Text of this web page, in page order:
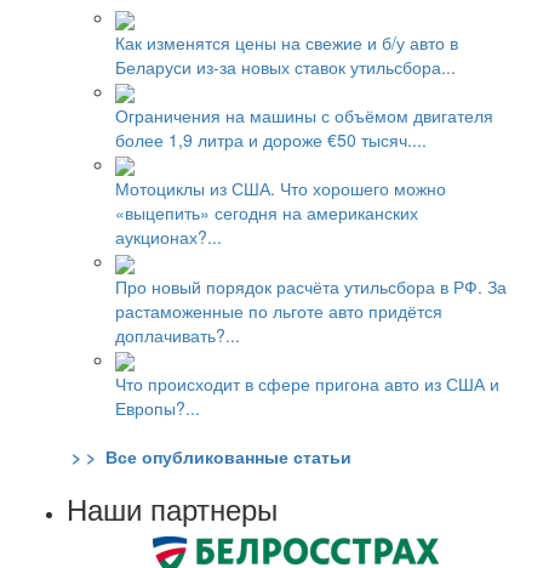
Как изменятся цены на свежие и б/у авто в
Беларуси из-за новых ставок утильсбора...
Ограничения на машины с объёмом двигателя
более 1,9 литра и дороже €50 тысяч....
Мотоциклы из США. Что хорошего можно
«выцепить» сегодня на американских
аукционах?...
Про новый порядок расчёта утильсбора в РФ. За
растаможенные по льготе авто придётся
доплачивать?...
Что происходит в сфере пригона авто из США и
Европы?...
> > Все опубликованные статьи
Наши партнеры